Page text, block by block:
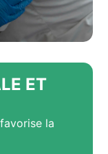
ET
favorise la